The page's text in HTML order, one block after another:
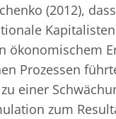
(2012),
ökonomischem
Prozessen
einer
zum